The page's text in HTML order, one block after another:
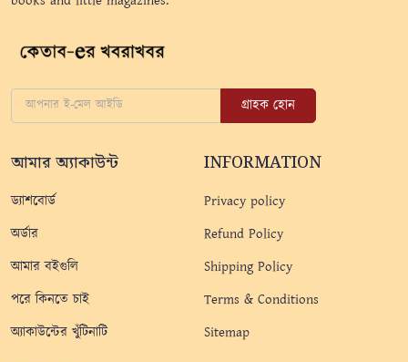
গ্রাহক হোন
আমার অ্যাকাউন্ট
ড্যাশবোর্ড
অর্ডার
আমার বইগুলি
পরে কিনতে চাই
অ্যাকাউন্টের খুঁটিনাটি
INFORMATION
Privacy policy
Refund Policy
Shipping Policy
Terms & Conditions
Sitemap